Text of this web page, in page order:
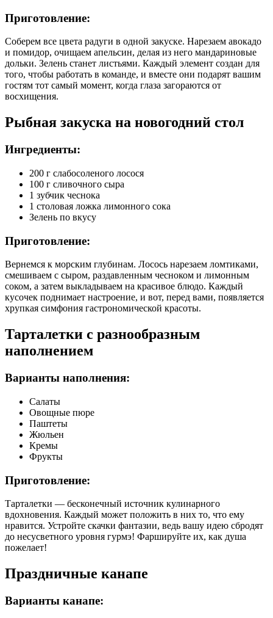
Приготовление:
Соберем все цвета радуги в одной закуске. Нарезаем авокадо
и помидор, очищаем апельсин, делая из него мандариновые
дольки. Зелень станет листьями. Каждый элемент создан для
того, чтобы работать в команде, и вместе они подарят вашим
гостям тот самый момент, когда глаза загораются от
восхищения.
Рыбная закуска на новогодний стол
Ингредиенты:
200 г слабосоленого лосося
100 г сливочного сыра
1 зубчик чеснока
1 столовая ложка лимонного сока
Зелень по вкусу
Приготовление:
Вернемся к морским глубинам. Лосось нарезаем ломтиками,
смешиваем с сыром, раздавленным чесноком и лимонным
соком, а затем выкладываем на красивое блюдо. Каждый
кусочек поднимает настроение, и вот, перед вами, появляется
хрупкая симфония гастрономической красоты.
Тарталетки с разнообразным
наполнением
Варианты наполнения:
Салаты
Овощные пюре
Паштеты
Жюльен
Кремы
Фрукты
Приготовление:
Тарталетки — бесконечный источник кулинарного
вдохновения. Каждый может положить в них то, что ему
нравится. Устройте скачки фантазии, ведь вашу идею сбродят
до несусветного уровня гурмэ! Фаршируйте их, как душа
пожелает!
Праздничные канапе
Варианты канапе: